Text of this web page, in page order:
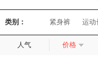
类别： 紧身裤 运动
人气 价格